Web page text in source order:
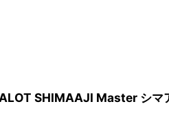
SHIMAAJI Master シマ